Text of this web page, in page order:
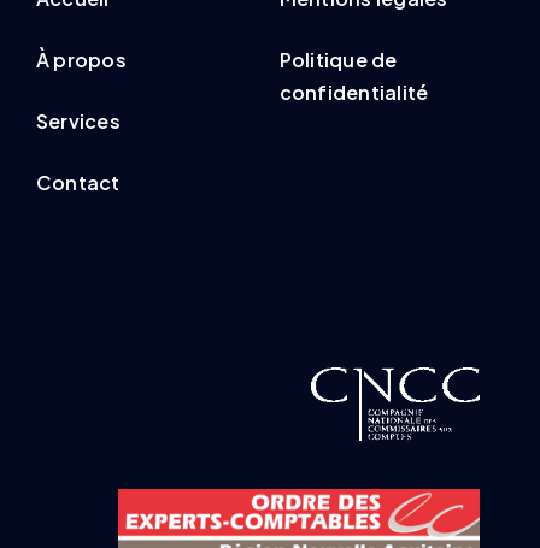
À propos
Services
Contact
Politique de
confidentialité